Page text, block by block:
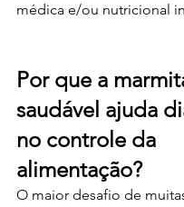
médica e/ou nutricional
Por que a
saudável ajuda
no controle da
alimentação?
O maior desafio de